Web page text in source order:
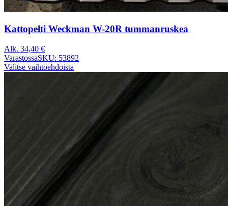
Kattopelti Weckman W-20R tummanruskea
Alk. 34,40 €
VarastossaSKU: 53892
Valitse vaihtoehdoista